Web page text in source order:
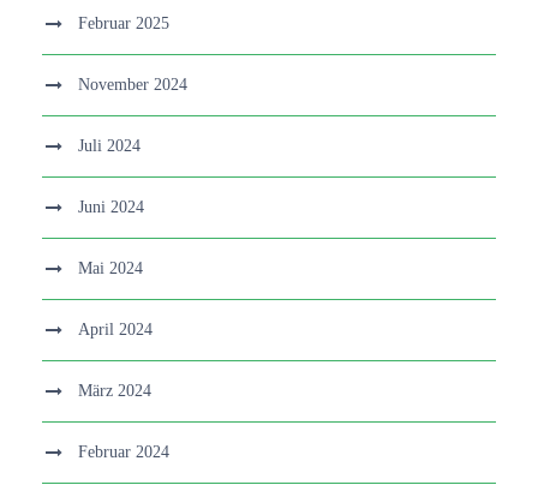
Februar 2025
November 2024
Juli 2024
Juni 2024
Mai 2024
April 2024
März 2024
Februar 2024